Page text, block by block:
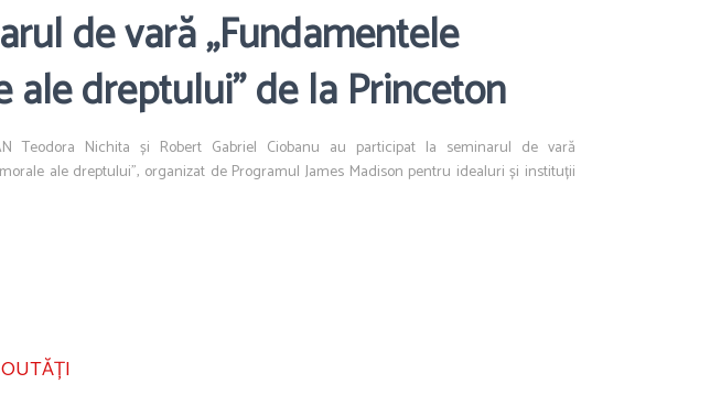
de vară „Fundamentele
ale dreptului” de la Princeton
Teodora Nichita și Robert Gabriel Ciobanu au participat la seminarul de vară
ale dreptului”, organizat de Programul James Madison pentru idealuri și instituții